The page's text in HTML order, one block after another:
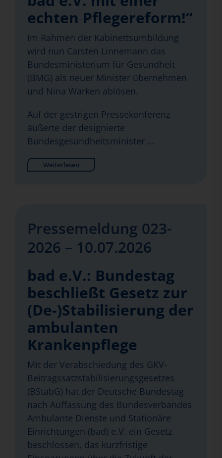
echten Pflegereform!“
Im Rahmen der Kabinettsumbildung
wird nun Carsten Linnemann das
Bundesministerium für Gesundheit
(BMG) als neuer Minister übernehmen
und Nina Warken ablösen.
Auf der gestrigen Pressekonferenz
äußerte der designierte
Bundesgesundheitsminister …
Weiterlesen
Pressemeldung 023-
2026 – 10.07.2026
bad e.V.: Bundestag
beschließt Gesetz zur
(De-)Stabilisierung der
ambulanten
Krankenpflege
Mit der Verabschiedung des GKV-
Beitragssatzstabilisierungsgesetzes
(BStabG) hat der Deutsche Bundestag
nach Auffassung des Bundesverbandes
Ambulante Dienste und Stationäre
Einrichtungen (bad) e.V. ein Gesetz
beschlossen, das kurzfristige